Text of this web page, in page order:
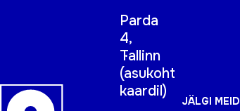
Parda
4,
Tallinn
(asukoht
kaardil)
JÄLGI MEID